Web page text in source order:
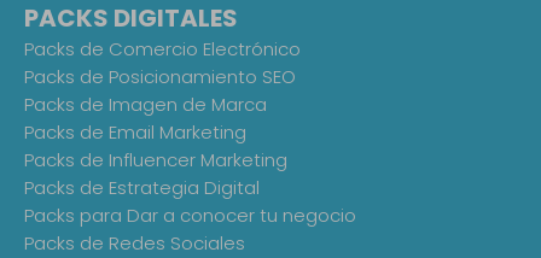
PACKS DIGITALES
Packs de Comercio Electrónico
Packs de Posicionamiento SEO
Packs de Imagen de Marca
Packs de Email Marketing
Packs de Influencer Marketing
Packs de Estrategia Digital
Packs para Dar a conocer tu negocio
Packs de Redes Sociales